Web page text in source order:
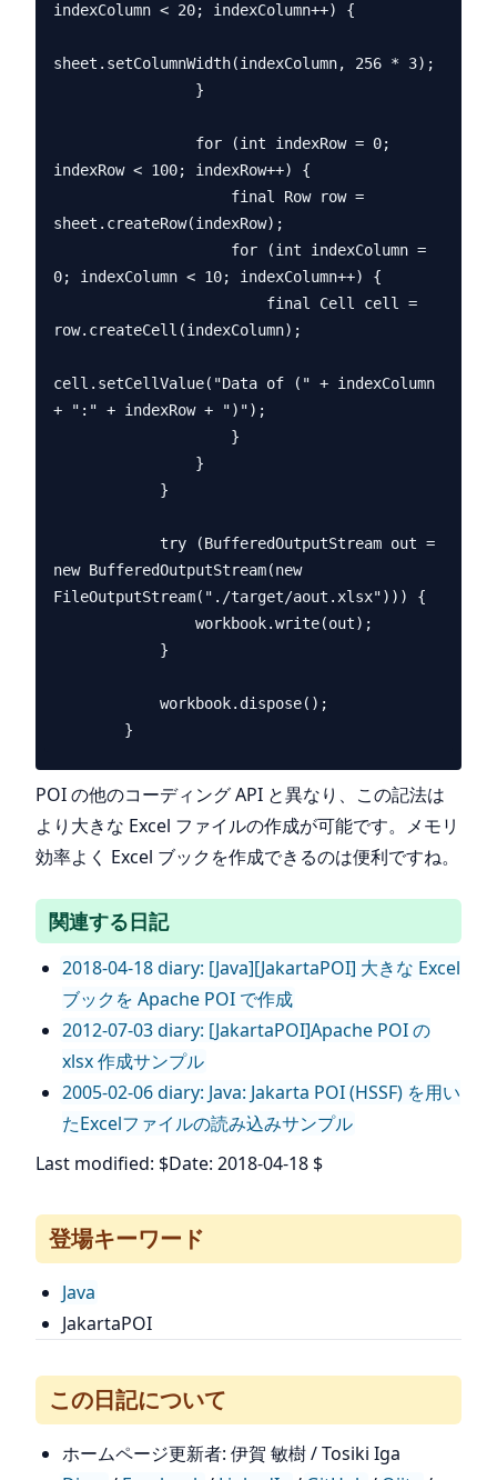
indexColumn < 20; indexColumn++) {
sheet.setColumnWidth(indexColumn, 256 * 3);
indexRow < 100; indexRow++) {
sheet.createRow(indexRow);
0; indexColumn < 10; indexColumn++) {
row.createCell(indexColumn);
cell.setCellValue("Data of (" + indexColumn
+ ":" + indexRow + ")");
new BufferedOutputStream(new
FileOutputStream("./target/aout.xlsx"))) {
POI の他のコーディング API と異なり、この記法は
より大きな Excel ファイルの作成が可能です。メモリ
効率よく Excel ブックを作成できるのは便利ですね。
関連する日記
2018-04-18 diary: [Java][JakartaPOI] 大きな Excel
ブックを Apache POI で作成
2012-07-03 diary: [JakartaPOI]Apache POI の
xlsx 作成サンプル
2005-02-06 diary: Java: Jakarta POI (HSSF) を用い
たExcelファイルの読み込みサンプル
Last modified: $Date: 2018-04-18 $
登場キーワード
Java
JakartaPOI
この日記について
ホームページ更新者: 伊賀 敏樹 / Tosiki Iga